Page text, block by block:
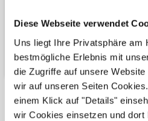
Diese Webseite verwendet
Uns liegt Ihre Privatsphäre am
bestmögliche Erlebnis mit
die Zugriffe auf unsere
wir auf unseren Seiten
einem Klick auf "Details"
wir Cookies einsetzen und dort